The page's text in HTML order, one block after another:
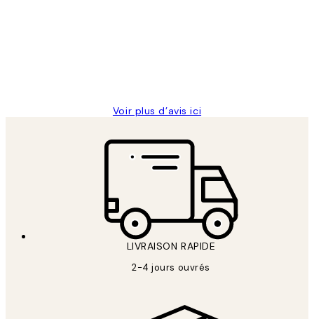
Voir plus d’avis ici
LIVRAISON RAPIDE
2-4 jours ouvrés